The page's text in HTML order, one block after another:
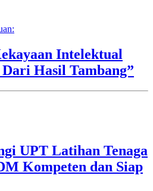
Intelektual
Hasil Tambang”
UPT Latihan Tenaga
Kompeten dan Siap